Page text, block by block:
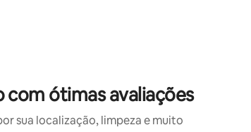
com ótimas avaliações
sua localização, limpeza e muito